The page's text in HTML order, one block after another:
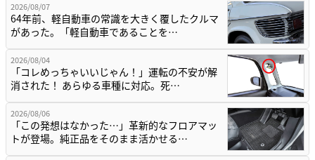
2026/08/07
64年前、軽自動車の常識を大きく覆したクルマ
があった。「軽自動車であることを…
2026/08/04
「コレめっちゃいいじゃん！」運転の不安が解
消された！ あらゆる車種に対応。死…
2026/08/06
「この発想はなかった…」革新的なフロアマッ
トが登場。純正品をそのまま活かせる…